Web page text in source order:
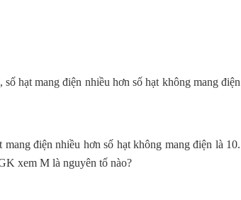
hạt mang điện nhiều hơn số hạt không mang điện
điện nhiều hơn số hạt không mang điện là 10.
xem M là nguyên tố nào?